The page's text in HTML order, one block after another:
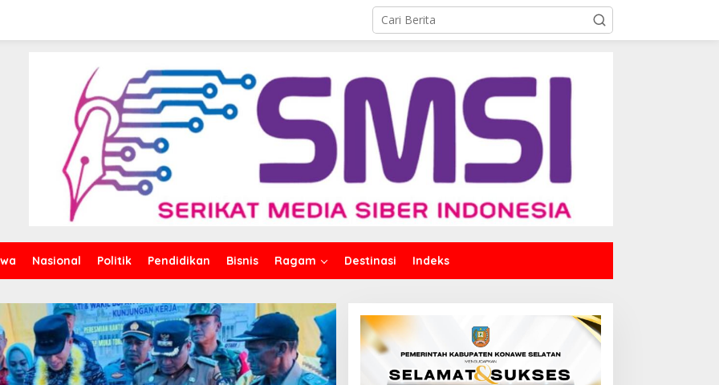
Nasional Politik Pendidikan Bisnis Ragam Destinasi Indeks